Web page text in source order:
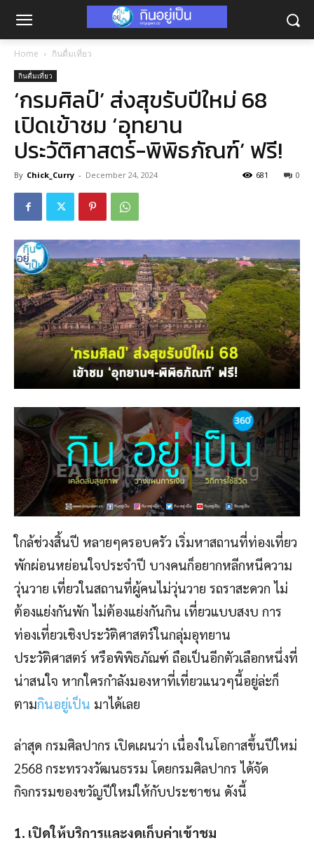
Home กินดื่มเที่ยว
กินดื่มเที่ยว
‘กรมศิลป์’ ส่งสุขรับปีใหม่ 68
เปิดเข้าชม ‘อุทยาน
ประวัติศาสตร์-พิพิธภัณฑ์’ ฟรี!
By Chick_Curry - December 24, 2024 0
681
ใกล้ช่วงสิ้นปี หลายๆครอบครัว เริ่มหาสถานที่ท่องเที่ยว
พักผ่อนหย่อนใจประจำปี บางคนก็อยากหลีกหนีความ
วุ่นวาย เที่ยวในสถานที่ผู้คนไม่วุ่นวาย รถราสะดวก ไม่
ต้องแย่งกันพัก ไม่ต้องแย่งกันกิน เที่ยวแบบสงบ การ
ท่องเที่ยวเชิงประวัติศาสตร์ในกลุ่มอุทยาน
ประวัติศาสตร์ หรือพิพิธภัณฑ์ ถือเป็นอีกตัวเลือกหนึ่งที่
น่าสนใจ หากใครกำลังมองหาที่เที่ยวแนวๆนี้อยู่ล่ะก็
ตามกินอยู่เป็น มาได้เลย
ล่าสุด กรมศิลปากร เปิดเผนว่า เนื่องในโอกาสขึ้นปีใหม่
2568 กระทรวงวัฒนธรรม โดยกรมศิลปากร ได้จัด
กิจกรรมของขวัญปีใหม่ให้กับประชาชน ดังนี้
1. เปิดให้บริการและงดเก็บค่าเข้าชม